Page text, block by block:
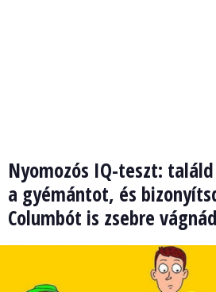
Nyomozós IQ-teszt:
a gyémántot, és
Columbót is zsebre vágnád